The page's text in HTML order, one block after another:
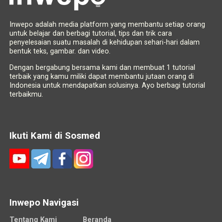
Inwepo adalah media platform yang membantu setiap orang
untuk belajar dan berbagi tutorial, tips dan trik cara
penyelesaian suatu masalah di kehidupan sehari-hari dalam
bentuk teks, gambar. dan video.
Dengan bergabung bersama kami dan membuat 1 tutorial
terbaik yang kamu miliki dapat membantu jutaan orang di
Indonesia untuk mendapatkan solusinya. Ayo berbagi tutorial
terbaikmu.
Ikuti Kami di Sosmed
Inwepo Navigasi
Tentang Kami Beranda